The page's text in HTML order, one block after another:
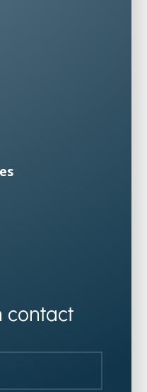
contact